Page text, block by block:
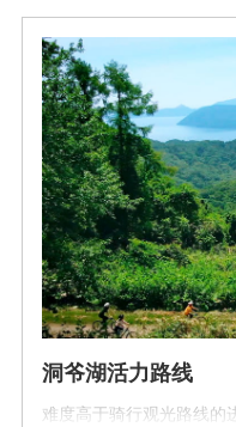
2026/5/9 - 2026/7/17
2026/8/31 - 2026/10/12
费用 (含税)
1名 6700日元
年龄条件
成人 12岁以上
参加人数
2名以上
营业时间
9:00 - 11:30 / 13:30 -
洞爷湖活力路线
难度高于骑行观光路线的